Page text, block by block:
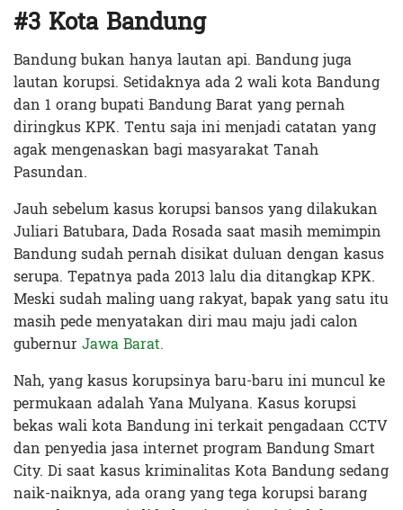
#3 Kota Bandung
Bandung bukan hanya lautan api. Bandung juga
lautan korupsi. Setidaknya ada 2 wali kota Bandung
dan 1 orang bupati Bandung Barat yang pernah
diringkus KPK. Tentu saja ini menjadi catatan yang
agak mengenaskan bagi masyarakat Tanah
Pasundan.
Jauh sebelum kasus korupsi bansos yang dilakukan
Juliari Batubara, Dada Rosada saat masih memimpin
Bandung sudah pernah disikat duluan dengan kasus
serupa. Tepatnya pada 2013 lalu dia ditangkap KPK.
Meski sudah maling uang rakyat, bapak yang satu itu
masih pede menyatakan diri mau maju jadi calon
gubernurJawa Barat.
Nah, yang kasus korupsinya baru-baru ini muncul ke
permukaan adalah Yana Mulyana. Kasus korupsi
bekas wali kota Bandung ini terkait pengadaan CCTV
dan penyedia jasa internet program Bandung Smart
City. Di saat kasus kriminalitas Kota Bandung sedang
naik-naiknya, ada orang yang tega korupsi barang